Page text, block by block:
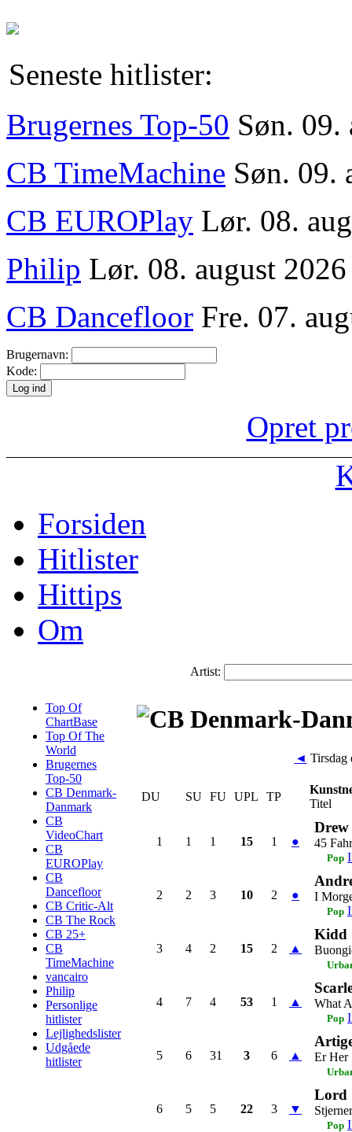
Seneste hitlister:
Brugernes Top-50 Søn. 09.
CB TimeMachine Søn. 09.
CB EUROPlay Lør. 08.
Philip Lør. 08. august
CB Dancefloor Fre. 07.
Brugernavn:
Kode:
Opret
Forsiden
Hitlister
Hittips
Om
Artist:
Top Of
ChartBase
Top Of The
World
Brugernes
Top-50
CB Denmark-
Danmark
CB
VideoChart
CB
EUROPlay
CB
Dancefloor
CB Critic-Alt
CB The Rock
CB 25+
CB
TimeMachine
vancairo
Philip
Personlige
hitlister
Lejlighedslister
Udgåede
hitlister
◄ Tirsdag
DU SU FU UPL TP
Titel
1 1 1 15 1 ●
Drew
45
Pop
2 2 3 10 2 ● I
Pop
3 4 2 15 2 ▲
Kidd
4 7 4 53 1 ▲ What
Pop
5 6 31 3 6 ▲ Er Her
6 5 5 22 3 ▼
Lord
Pop